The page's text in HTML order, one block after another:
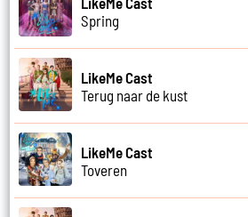
Spring
LikeMe Cast
Terug naar de kust
LikeMe Cast
Toveren